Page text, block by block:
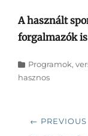
A használt
forgalmazók
Categories
Programok,
hasznos
Bejegyzés
← PREVIOUS